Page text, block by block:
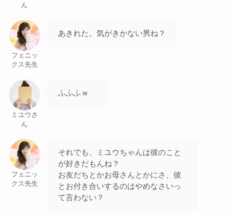
ん
フェニッ
クス先生
あきれた。気がきかない男ね？
ミユウさ
ん
ふふふｗ
フェニッ
クス先生
それでも、ミユウちゃんは彼のこと
が好きだもんね？
お友だちとかお母さんとかにさ、彼
とお付き合いするのはやめなさいっ
て言わない？